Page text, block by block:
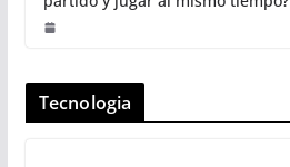
Tecnologia